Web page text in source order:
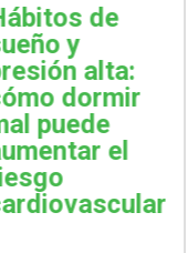
entran
de
advierte
y lo
estilo